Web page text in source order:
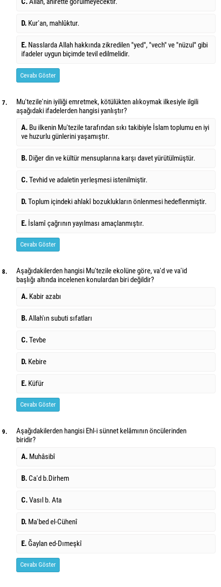
D. Kur'an, mahlûktur.
E. Nasslarda Allah hakkında zikredilen "yed", "vech" ve "nüzul" gibi
ifadeler uygun biçimde tevil edilmelidir.
Cevabı Göster
7.
Mu'tezile'nin iyiliği emretmek, kötülükten alıkoymak ilkesiyle ilgili
aşağıdaki ifadelerden hangisi yanlıştır?
A. Bu ilkenin Mu'tezile tarafından sıkı takibiyle İslam toplumu en iyi
ve huzurlu günlerini yaşamıştır.
B. Diğer din ve kültür mensuplarına karşı davet yürütülmüştür.
C.Tevhid ve adaletin yerleşmesi istenilmiştir.
D.Toplum içindeki ahlakî bozuklukların önlenmesi hedeflenmiştir.
E. İslamî çağrının yayılması amaçlanmıştır.
Cevabı Göster
8.
Aşağıdakilerden hangisi Mu'tezile ekolüne göre, va'd ve va'id
başlığı altında incelenen konulardan biri değildir?
A. Kabir azabı
B.Allah'ın subuti sıfatları
C.Tevbe
D. Kebire
E. Küfür
Cevabı Göster
9.
Aşağıdakilerden hangisi Ehl-i sünnet kelâmının öncülerinden
biridir?
A. Muhâsibî
B.Ca'd b.Dirhem
C.Vasıl b. Ata
D. Ma'bed el-Cühenî
E.Ğaylan ed-Dımeşkî
Cevabı Göster